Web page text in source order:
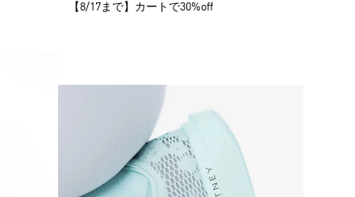
【8/17まで】カートで30%off